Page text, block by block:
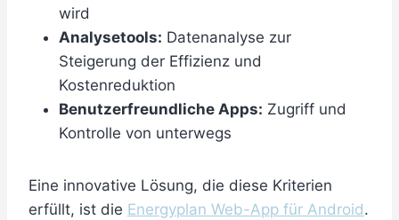
wird
Analysetools: Datenanalyse zur
Steigerung der Effizienz und
Kostenreduktion
Benutzerfreundliche Apps: Zugriff und
Kontrolle von unterwegs
Eine innovative Lösung, die diese Kriterien
erfüllt, ist die Energyplan Web-App für Android.